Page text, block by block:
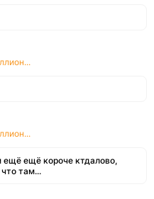
ещё ещё короче ктдалово,
там...